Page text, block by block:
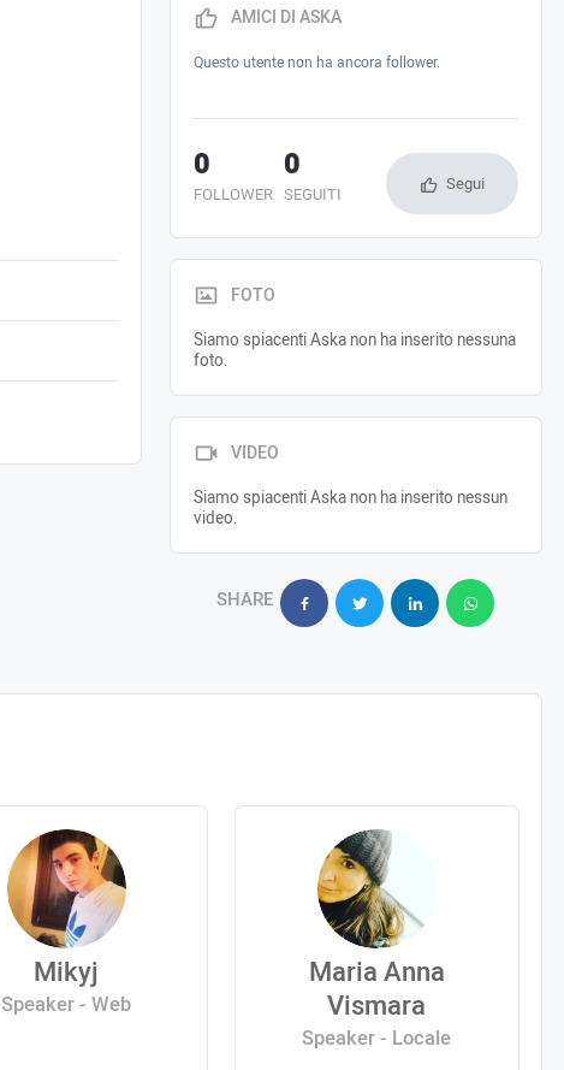
AMICI DI ASKA
Questo utente non ha ancora follower.
FOLLOWER
0
SEGUITI
0 Segui
FOTO
Siamo spiacenti Aska non ha inserito nessuna
foto.
VIDEO
Siamo spiacenti Aska non ha inserito nessun
video.
SHARE
Mikyj
Speaker - Web
Maria Anna
Vismara
Speaker - Locale